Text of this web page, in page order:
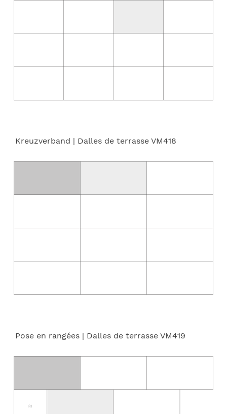
Kreuzverband | Dalles de terrasse VM418
Pose en rangées | Dalles de terrasse VM419